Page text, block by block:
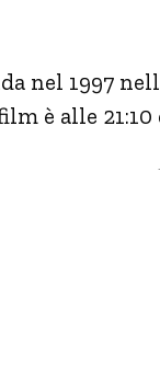
nel 1997
è alle